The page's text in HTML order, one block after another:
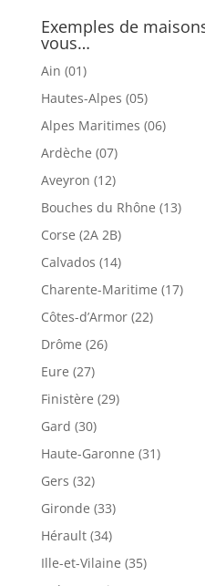
Exemples de
vous…
Ain (01)
Hautes-Alpes (05)
Alpes Maritimes (06)
Ardèche (07)
Aveyron (12)
Bouches du Rhône (13)
Corse (2A 2B)
Calvados (14)
Charente-Maritime (17)
Côtes-d’Armor (22)
Drôme (26)
Eure (27)
Finistère (29)
Gard (30)
Haute-Garonne (31)
Gers (32)
Gironde (33)
Hérault (34)
Ille-et-Vilaine (35)